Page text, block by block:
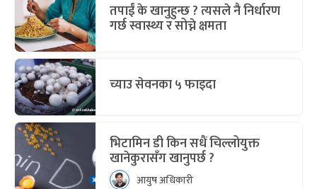
तपाईं के खानुहुन्छ ? त्यसले नै निर्धारण
गर्छ स्वास्थ्य र सोच्ने क्षमता
च्याउ सेवनका ५ फाइदा
भिटामिन डी किन सधैं चिल्लोयुक्त
खानेकुरासँग खानुपर्छ ?
आयुष अधिकारी